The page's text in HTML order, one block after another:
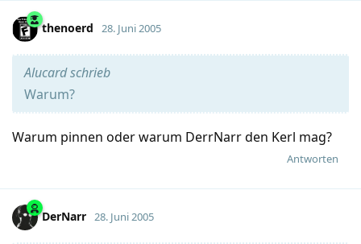
thenoerd 28. Juni 2005
Alucard schrieb
Warum?
Warum pinnen oder warum DerrNarr den Kerl mag?
Antworten
DerNarr 28. Juni 2005